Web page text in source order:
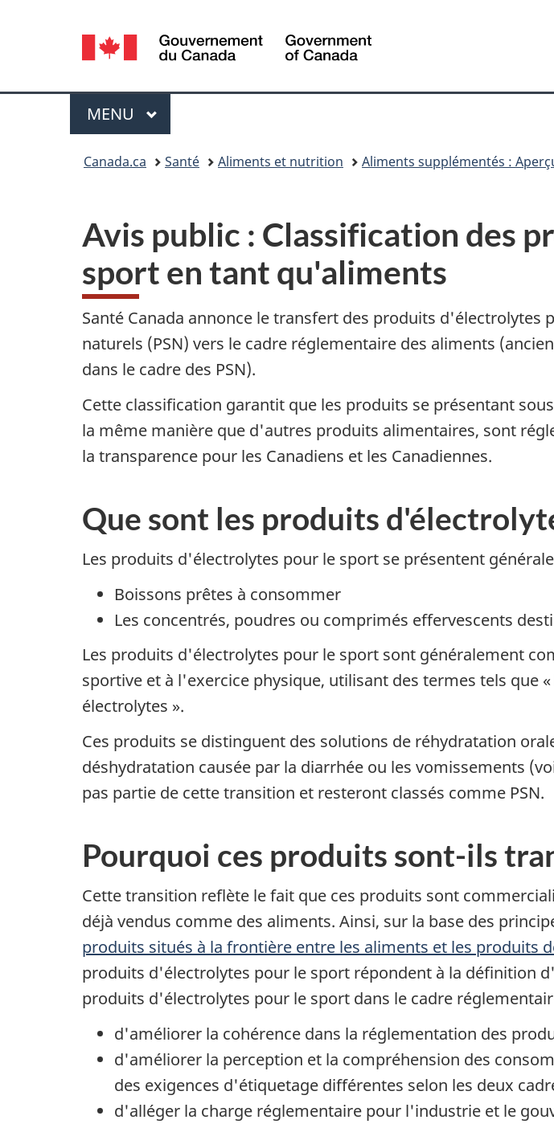
Sélection
de
la
langue
Canada
Menu
MENU PRINCIPAL
Canada.ca Santé Aliments et nutrition Aliments supplémentés :
Avis public : Classification des
sport en tant qu'aliments
Santé Canada annonce le transfert des produits
naturels (PSN) vers le cadre réglementaire des aliments
dans le cadre des PSN).
Cette classification garantit que les produits se présentant
la même manière que d'autres produits alimentaires, sont
la transparence pour les Canadiens et les Canadiennes.
Que sont les produits
Les produits d'électrolytes pour le sport se présentent
Boissons prêtes à consommer
Les concentrés, poudres ou comprimés effervescents
Les produits d'électrolytes pour le sport sont généralement
sportive et à l'exercice physique, utilisant des termes tels que
électrolytes ».
Ces produits se distinguent des solutions de réhydratation
déshydratation causée par la diarrhée ou les vomissements
pas partie de cette transition et resteront classés comme PSN.
Pourquoi ces produits sont-ils
Cette transition reflète le fait que ces produits sont
déjà vendus comme des aliments. Ainsi, sur la base des
produits situés à la frontière entre les aliments et les produits
produits d'électrolytes pour le sport répondent à la définition
produits d'électrolytes pour le sport dans le cadre
d'améliorer la cohérence dans la réglementation des
d'améliorer la perception et la compréhension des
des exigences d'étiquetage différentes selon les deux
d'alléger la charge réglementaire pour l'industrie et le